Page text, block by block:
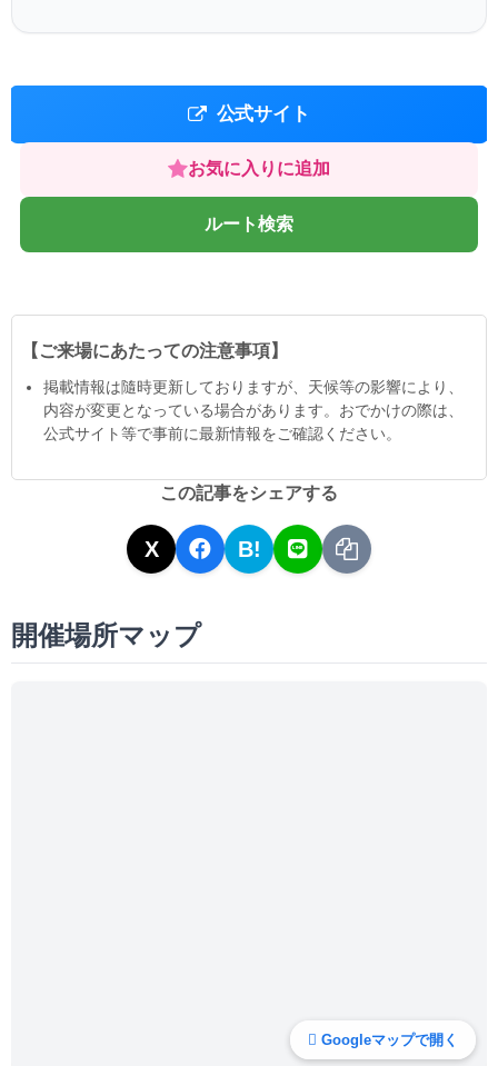
公式サイト
お気に入りに追加
ルート検索
【ご来場にあたっての注意事項】
掲載情報は隨時更新しておりますが、天候等の影響により、
内容が変更となっている場合があります。おでかけの際は、
公式サイト等で事前に最新情報をご確認ください。
この記事をシェアする
X B!
開催場所マップ
Googleマップで開く